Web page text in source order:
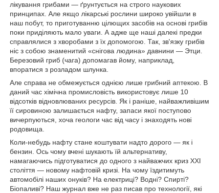
лікування грибами — ґрунтується на строго наукових
принципах. Але якщо лікарські рослини широко увійшли в
наш побут, то приготуванню цілющих засобів на основі грибів
поки приділяють мало уваги. А адже ще наші далекі предки
справлялися з хворобами з їх допомогою. Так, зв'язку грибів
ніс з собою знаменитий «снігова людина» давнини — Этци.
Березовий гриб (чага) допомагав йому, наприклад,
впоратися з розладом шлунка.
Але справа не обмежується однією лише грибний аптекою. В
даний час хімічна промисловість використовує лише 10
відсотків відновлюваних ресурсів. Як і раніше, найважливішим
її сировиною залишається нафту, запаси якої поступово
вичерпуються, хоча геологи час від часу і знаходять нові
родовища.
Коли-небудь нафту стане коштувати надто дорого — як і
бензин. Ось чому вчені шукають їй альтернативу,
намагаючись підготуватися до одного з найважчих криз XXI
століття — новому нафтовій кризі. На чому їздитимуть
автомобілі наших онуків? На електриці? Водні? Спирті?
Біопаливі? Наш журнал вже не раз писав про технології, які